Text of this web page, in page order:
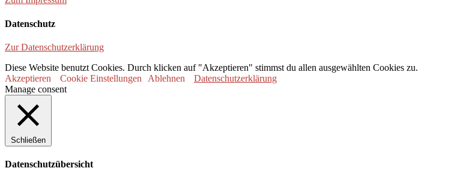
Datenschutz
Zur Datenschutzerklärung
Diese Website benutzt Cookies. Durch klicken auf "Akzeptieren" stimmst du allen ausgewählten Cookies zu.
Akzeptieren
Cookie Einstellungen Ablehnen
Datenschutzerklärung
Manage consent
Schließen
Datenschutzübersicht